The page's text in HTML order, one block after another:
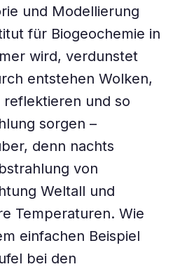
und Modellierung
für Biogeochemie in
wird, verdunstet
entstehen Wolken,
reflektieren und so
sorgen –
denn nachts
von
Weltall und
Temperaturen. Wie
einfachen Beispiel
bei den